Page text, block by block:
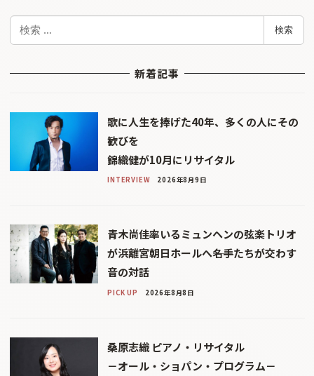
検
検索
新着記事
歌に人生を捧げた40年、多くの人にその
歓びを
錦織健が10月にリサイタル
INTERVIEW 2026年8月9日
青木尚佳率いるミュンヘンの弦楽トリオ
が浜離宮朝日ホールへ――名手たちが交わす
音の対話
PICK UP 2026年8月8日
桑原志織 ピアノ・リサイタル
－オール・ショパン・プログラム－